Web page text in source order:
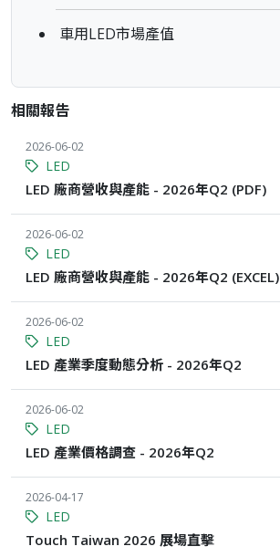
車用LED市場產值
相關報告
2026-06-02
LED
LED 廠商營收與產能 - 2026年Q2 (PDF)
2026-06-02
LED
LED 廠商營收與產能 - 2026年Q2 (EXCEL)
2026-06-02
LED
LED 產業季度動態分析 - 2026年Q2
2026-06-02
LED
LED 產業價格調查 - 2026年Q2
2026-04-17
LED
Touch Taiwan 2026 展場直擊